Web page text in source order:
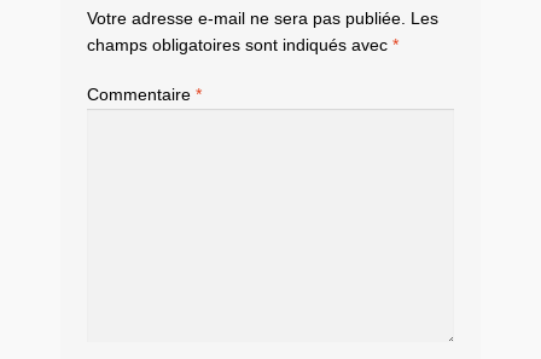
Votre adresse e-mail ne sera pas publiée. Les
champs obligatoires sont indiqués avec *
Commentaire *